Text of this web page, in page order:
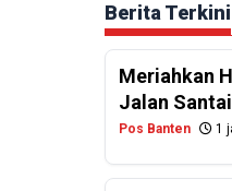
Berita Terkini
Meriahkan
Jalan Santai
Pos Banten 1